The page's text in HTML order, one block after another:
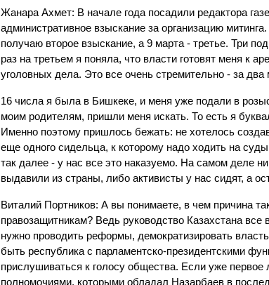
​Жанара Ахмет: В начале года посадили редактора
административное взыскание за организацию
получаю второе взыскание, а 9 марта - третье. Три
раз на третьем я поняла, что власти готовят меня к
уголовных дела. Это все очень стремительно - за
16 числа я была в Бишкеке, и меня уже подали в
моим родителям, пришли меня искать. То есть я
Именно поэтому пришлось бежать: не хотелось
еще одного сидельца, к которому надо ходить на
так далее - у нас все это наказуемо. На самом деле
выдавили из страны, либо активисты у нас сидят, а
Виталий Портников: А вы понимаете, в чем причина
правозащитникам? Ведь руководство Казахстана все
нужно проводить реформы, демократизировать
быть республика с парламентско-президентскими
прислушиваться к голосу общества. Если уже
полномочиями, которыми обладал Назарбаев в